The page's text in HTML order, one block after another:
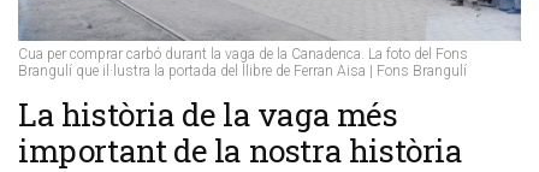
Cua per comprar carbó durant la vaga de la Canadenca. La foto del Fons
Brangulí que il·lustra la portada del llibre de Ferran Aisa | Fons Brangulí
​La història de la vaga més
important de la nostra història